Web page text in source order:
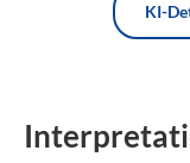
KI-